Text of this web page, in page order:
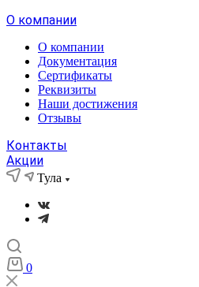
О компании
О компании
Документация
Сертификаты
Реквизиты
Наши достижения
Отзывы
Контакты
Акции
Тула
0